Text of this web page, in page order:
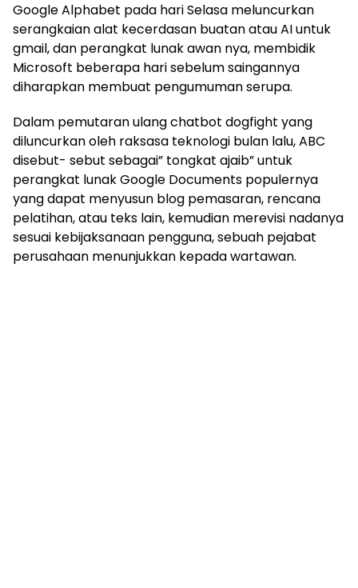
Google Alphabet pada hari Selasa meluncurkan
serangkaian alat kecerdasan buatan atau AI untuk
gmail, dan perangkat lunak awan nya, membidik
Microsoft beberapa hari sebelum saingannya
diharapkan membuat pengumuman serupa.
Dalam pemutaran ulang chatbot dogfight yang
diluncurkan oleh raksasa teknologi bulan lalu, ABC
disebut- sebut sebagai” tongkat ajaib” untuk
perangkat lunak Google Documents populernya
yang dapat menyusun blog pemasaran, rencana
pelatihan, atau teks lain, kemudian merevisi nadanya
sesuai kebijaksanaan pengguna, sebuah pejabat
perusahaan menunjukkan kepada wartawan.